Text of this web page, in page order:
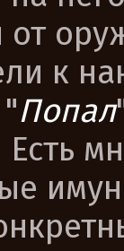
от
к
Попал
Есть